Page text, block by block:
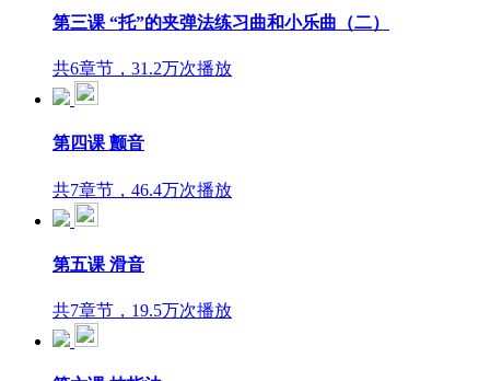
第三课 “托”的夹弹法练习曲和小乐曲（二）
共6章节，31.2万次播放
第四课 颤音
共7章节，46.4万次播放
第五课 滑音
共7章节，19.5万次播放